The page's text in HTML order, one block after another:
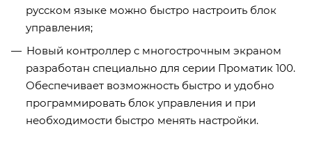
русском языке можно быстро настроить блок
управления;
Новый контроллер с многострочным экраном
разработан специально для серии Проматик 100.
Обеспечивает возможность быстро и удобно
программировать блок управления и при
необходимости быстро менять настройки.